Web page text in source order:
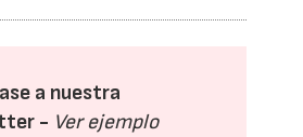
a nuestra
- Ver ejemplo